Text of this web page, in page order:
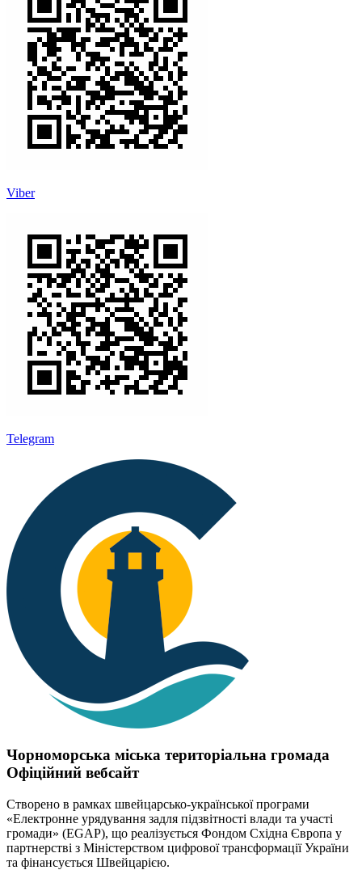
Viber
Telegram
Чорноморська міська територіальна громада
Офіційний вебсайт
Створено в рамках швейцарсько-української програми
«Електронне урядування задля підзвітності влади та участі
громади» (EGAP), що реалізується Фондом Східна Європа у
партнерстві з Міністерством цифрової трансформації України
та фінансується Швейцарією.